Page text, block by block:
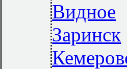
Видное
Заринск